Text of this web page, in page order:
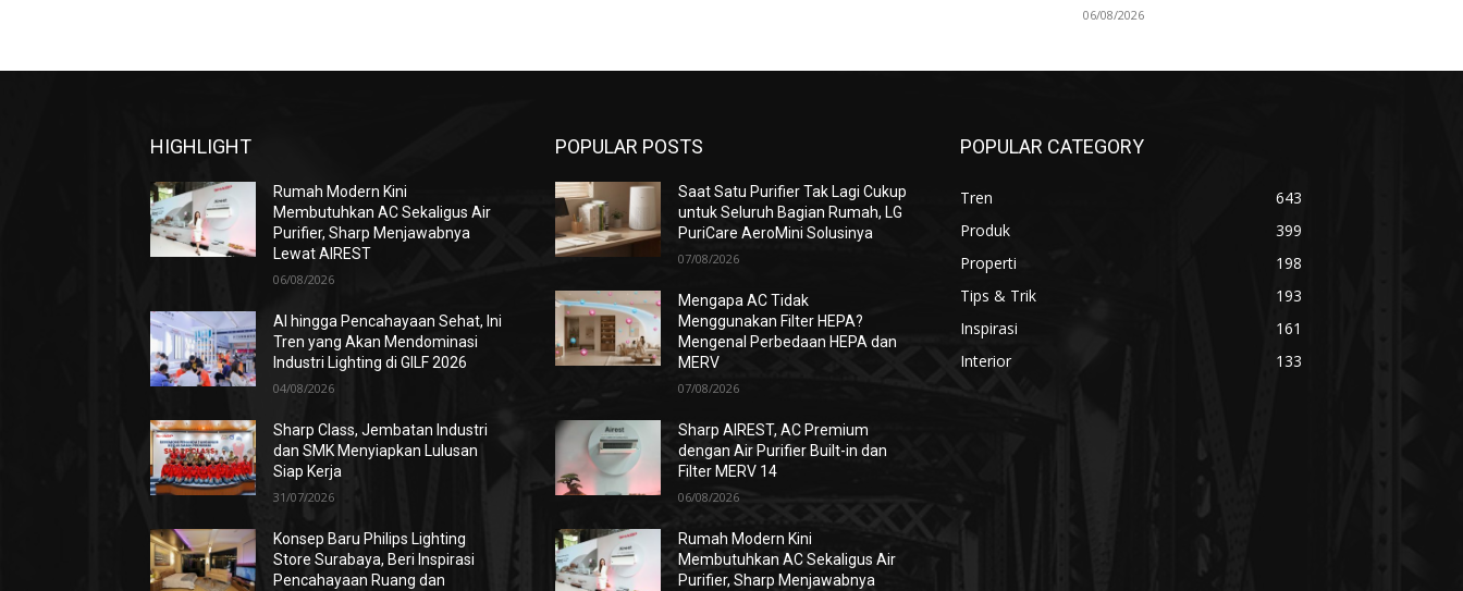
06/08/2026
HIGHLIGHT
Rumah Modern Kini
Membutuhkan AC Sekaligus Air
Purifier, Sharp Menjawabnya
Lewat AIREST
06/08/2026
AI hingga Pencahayaan Sehat, Ini
Tren yang Akan Mendominasi
Industri Lighting di GILF 2026
04/08/2026
Sharp Class, Jembatan Industri
dan SMK Menyiapkan Lulusan
Siap Kerja
31/07/2026
Konsep Baru Philips Lighting
Store Surabaya, Beri Inspirasi
Pencahayaan Ruang dan
POPULAR POSTS
Saat Satu Purifier Tak Lagi Cukup
untuk Seluruh Bagian Rumah, LG
PuriCare AeroMini Solusinya
07/08/2026
Mengapa AC Tidak
Menggunakan Filter HEPA?
Mengenal Perbedaan HEPA dan
MERV
07/08/2026
Sharp AIREST, AC Premium
dengan Air Purifier Built-in dan
Filter MERV 14
06/08/2026
Rumah Modern Kini
Membutuhkan AC Sekaligus Air
Purifier, Sharp Menjawabnya
POPULAR CATEGORY
Tren
643
Produk
399
Properti
198
Tips & Trik
193
Inspirasi
161
Interior
133